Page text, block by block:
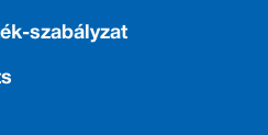
szabályzat